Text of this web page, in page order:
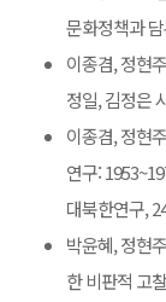
문화정책과
이종겸, 정현
정일, 김정은
이종겸, 정현
연구:
대북한연구,
박윤혜, 정현
한 비판적 고